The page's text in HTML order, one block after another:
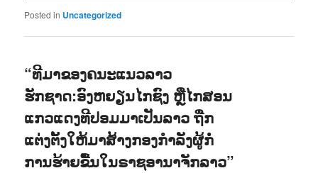
Posted in Uncategorized
“ທີມາຂອງຄນະແນວລາວ
ຮັກຊາດ:ອົງຫຍຽນໄກຊົງ ຫຼືໄກສອນ
ແກວແດງທີປອມມາເປັນລາວ ຖືກ
ແຕ່ງຕັ້ງໃຫ້ມາສ້າງກອງກຳລັງຜູ້ກໍ່
ການຮ້າຍຂື້ນໃນຣາຊອານາຈັກລາວ”